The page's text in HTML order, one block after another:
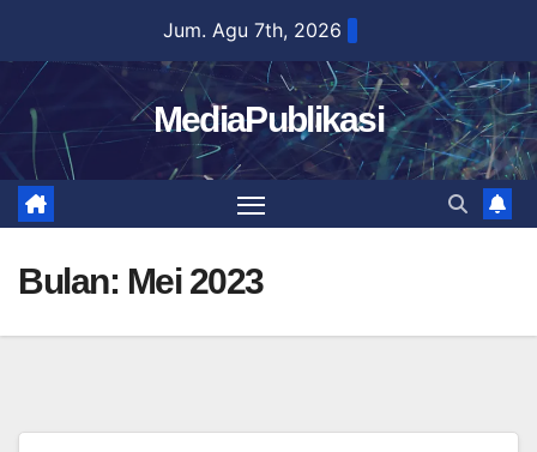
content
Jum. Agu 7th, 2026
MediaPublikasi
Bulan: Mei 2023